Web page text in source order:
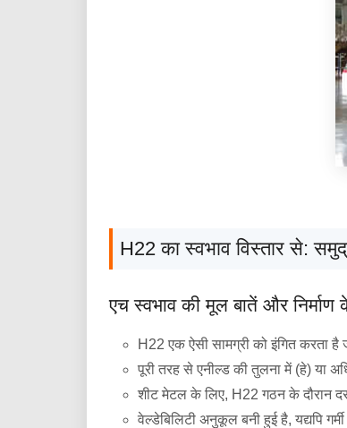
H22 का स्वभाव विस्तार से:
एच स्वभाव की मूल बातें और निर्माण
H22 एक ऐसी सामग्री को इंगित करता
पूरी तरह से एनील्ड की तुलना में (हे) या
शीट मेटल के लिए, H22 गठन के दौरान
वेल्डेबिलिटी अनुकूल बनी हुई है, यद्यपि